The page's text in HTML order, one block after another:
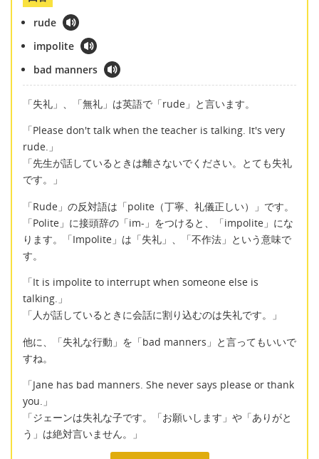
rude
impolite
bad manners
「失礼」、「無礼」は英語で「rude」と言います。
「Please don't talk when the teacher is talking. It's very
rude.」
「先生が話しているときは離さないでください。とても失礼
です。」
「Rude」の反対語は「polite（丁寧、礼儀正しい）」です。
「Polite」に接頭辞の「im-」をつけると、「impolite」にな
ります。「Impolite」は「失礼」、「不作法」という意味で
す。
「It is impolite to interrupt when someone else is
talking.」
「人が話しているときに会話に割り込むのは失礼です。」
他に、「失礼な行動」を「bad manners」と言ってもいいで
すね。
「Jane has bad manners. She never says please or thank
you.」
「ジェーンは失礼な子です。「お願いします」や「ありがと
う」は絶対言いません。」